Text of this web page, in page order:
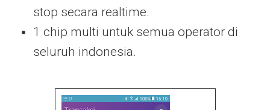
stop secara realtime.
1 chip multi untuk semua operator di
seluruh indonesia.